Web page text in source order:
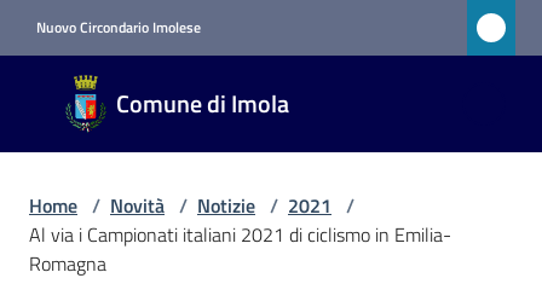
Nuovo Circondario Imolese
Comune di Imola
Comune
di Imola
RETE
Amministrazione
Home / Novità / Notizie / 2021 /
Al via i Campionati italiani 2021 di ciclismo in Emilia-
Romagna